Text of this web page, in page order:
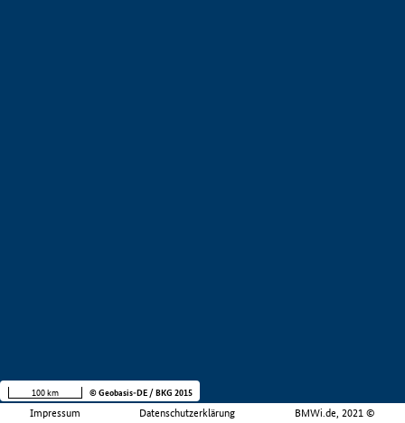
Impressum Datenschutzerklärung BMWi.de, 2021 ©
100 km © Geobasis-DE / BKG 2015